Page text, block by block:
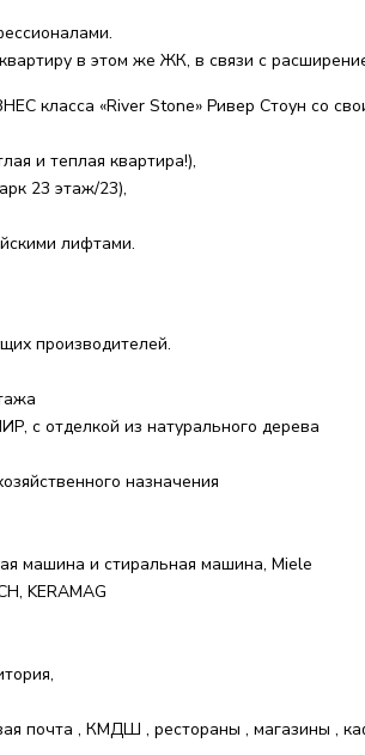
в этом же ЖК, в связи с
класса «River Stone» Ривер Стоун со
и теплая квартира!),
23 этаж/23),
лифтами.
производителей.
с отделкой из натурального дерева
назначения
машина и стиральная машина, Miele
KERAMAG
почта , КМДШ , рестораны , магазины ,